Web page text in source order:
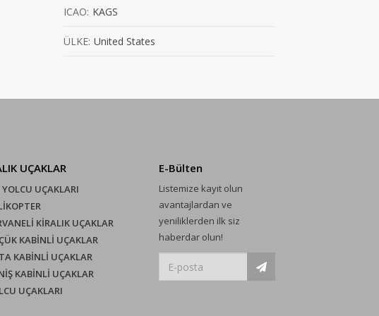
ICAO: KAGS
ÜLKE: United States
UÇAKLAR
YOLCU UÇAKLARI
KİRALIK UÇAKLAR
KABİNLİ UÇAKLAR
KABİNLİ UÇAKLAR
KABİNLİ UÇAKLAR
UÇAKLARI
E-Bülten
Listemize kayıt olun
avantajlardan ve
yeniliklerden ilk siz
haberdar olun!